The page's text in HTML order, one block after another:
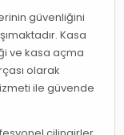
güvenliğini
Kasa
ve kasa açma
olarak
ile güvende